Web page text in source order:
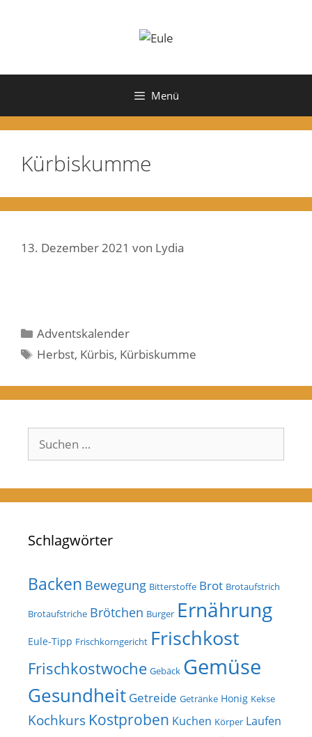
Menü
Kürbiskumme
13. Dezember 2021 von Lydia
Kategorien
Adventskalender
Schlagwörter
Herbst, Kürbis, Kürbiskumme
Suchen
nach:
Schlagwörter
Backen Bewegung Bitterstoffe Brot Brotaufstrich
Brotaufstriche Brötchen Burger Ernährung
Eule-Tipp Frischkorngericht Frischkost
Frischkostwoche Gebäck Gemüse
Gesundheit Getreide Getränke Honig Kekse
Kochkurs Kostproben Kuchen Körper Laufen